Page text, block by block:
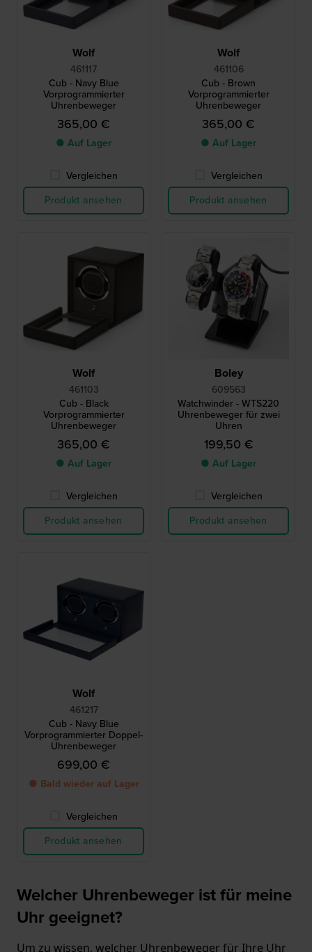
Wolf
461117
Cub - Navy Blue
Vorprogrammierter
Uhrenbeweger
365,00 €
● Auf Lager
Vergleichen
Produkt ansehen
Wolf
461106
Cub - Brown
Vorprogrammierter
Uhrenbeweger
365,00 €
● Auf Lager
Vergleichen
Produkt ansehen
Wolf
461103
Cub - Black
Vorprogrammierter
Uhrenbeweger
365,00 €
● Auf Lager
Vergleichen
Produkt ansehen
Boley
609563
Watchwinder - WTS220
Uhrenbeweger für zwei
Uhren
199,50 €
● Auf Lager
Vergleichen
Produkt ansehen
Wolf
461217
Cub - Navy Blue
Vorprogrammierter Doppel-
Uhrenbeweger
699,00 €
● Bald wieder auf Lager
Vergleichen
Produkt ansehen
Welcher Uhrenbeweger ist für meine
Uhr geeignet?
Um zu wissen, welcher Uhrenbeweger für Ihre Uhr